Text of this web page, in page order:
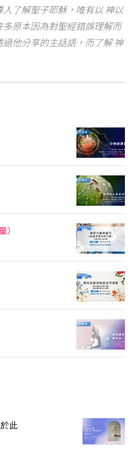
人了解聖子耶穌，唯有以 神以
多原本因為對聖經錯誤理解而
他分享的主話語，而了解 神
此